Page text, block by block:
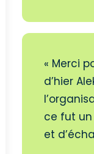
« Merci
d’hier
ce fut
et